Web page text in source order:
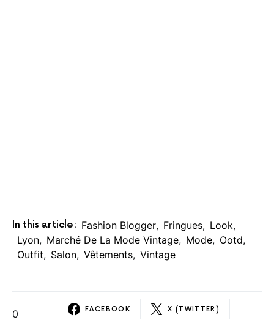
In this article: Fashion Blogger, Fringues, Look,
Lyon, Marché De La Mode Vintage, Mode, Ootd,
Outfit, Salon, Vêtements, Vintage
0
FACEBOOK X (TWITTER)